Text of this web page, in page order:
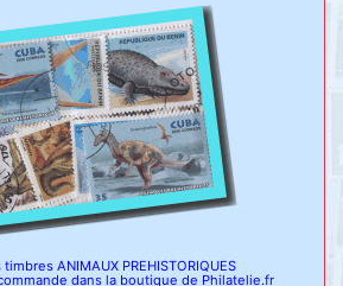
ANIMAUX PREHISTORIQUES
dans la boutique de Philatelie.fr